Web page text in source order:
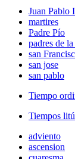
Juan Pablo
martires
Padre Pío
padres de
san
san jose
san pablo
Tiempo
Tiempos
adviento
ascension